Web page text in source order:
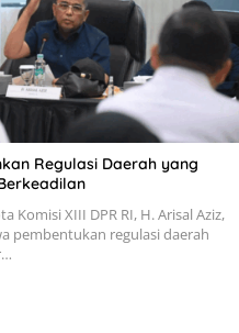
Regulasi Daerah yang
Komisi XIII DPR RI, H. Arisal Aziz,
pembentukan regulasi daerah